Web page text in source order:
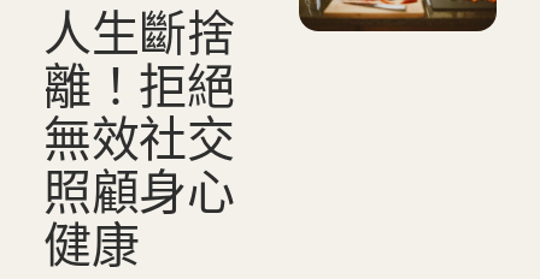
人生斷捨
離 ！ 拒絕
無效社交
照顧身心
健康